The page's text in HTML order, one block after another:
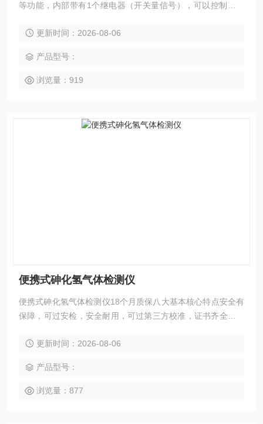
等功能，内部带有1个继电器（开关量信号），可以控制声光
信号（如0-5/10V）、电流信号（如4-20mA）、标准数字信号
到PLC、DCS、报警控制主机等上位机后进行统一显示、管理
和控制。
更新时间：2026-08-06
产品型号：
浏览量：919
便携式砷化氢气体检测仪
便携式砷化氢气体检测仪18个月质保八大基本核心特点安全有
保障，可过安检，安全耐用，可过第三方校准，证书齐全，长
夹，防爆设计。
更新时间：2026-08-06
产品型号：
浏览量：877